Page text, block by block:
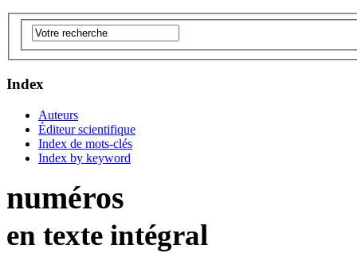
Index
Auteurs
Éditeur scientifique
Index de mots-clés
Index by keyword
numéros
en texte intégral